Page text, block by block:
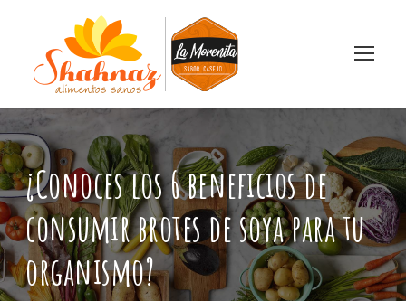
¿Conoces los 6 beneficios de
consumir brotes de soya para tu
organismo?